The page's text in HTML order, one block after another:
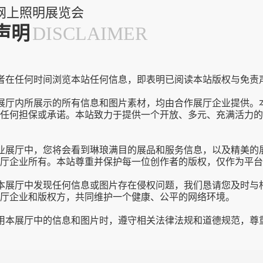
上照明展览会
明 DISCLAIMER
在任何时间浏览本站任何信息，即表明已阅读本站版权与免责
厅内所展示的所有信息和图片素材，均由合作展厅企业提供
何担保或承诺。本站致力于提供一个开放、多元、充满活力
展厅中，您将会看到琳琅满目的展品和服务信息，以及精美
企业所有。本站尊重并保护每一位创作者的版权，仅作为平
展厅中发现任何信息或图片存在侵权问题，我们恳请您及时
企业和版权方，共同维护一个健康、公平的网络环境。